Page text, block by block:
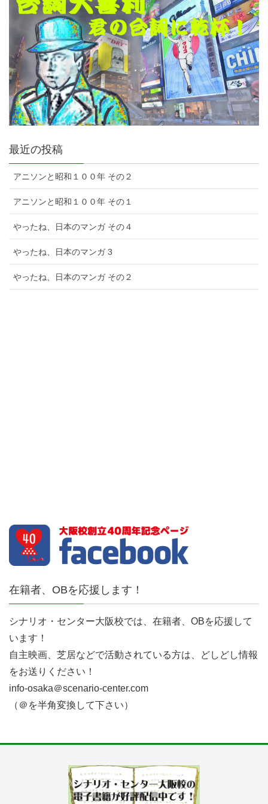
最近の投稿
アニソンと昭和１００年 その２
アニソンと昭和１００年 その１
やったね、日本のマンガ その４
やったね、日本のマンガ 3
やったね、日本のマンガ その２
在籍者、OBを応援します！
シナリオ・センター大阪校では、在籍者、OBを応援して
います！
自主映画、芝居などで活動されている方は、どしどし情報
をお送りください！
info-osaka＠scenario-center.com
（＠を半角変換して下さい）